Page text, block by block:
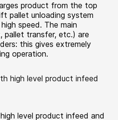
product from the top
pallet unloading system
speed. The main
pallet transfer, etc.) are
this gives extremely
operation.
level product infeed and